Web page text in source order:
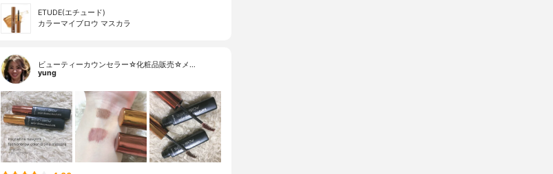
ETUDE(エチュード)
カラーマイブロウ マスカラ
ビューティーカウンセラー☆化粧品販売☆メ…
yung